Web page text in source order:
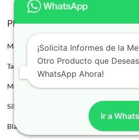
PRODUCTOS
Mesa de Shuffleboard / Mesa de Tejo
Tacos Sergio Torres
Mesa de Ping Pong para exteriores
Silla Metálica
Blackjack de Encino
¡Solicita Informes de la
Otro Producto que
WhatsApp Ahora!
Ir a